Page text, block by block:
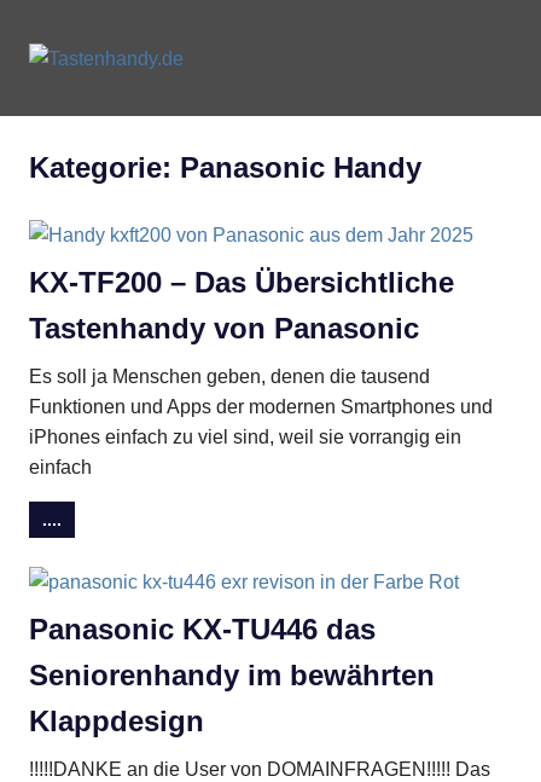
Inhalt
Phones
Kategorie: Panasonic Handy
KX-TF200 – Das Übersichtliche
Tastenhandy von Panasonic
Es soll ja Menschen geben, denen die tausend
Funktionen und Apps der modernen Smartphones und
iPhones einfach zu viel sind, weil sie vorrangig ein
einfach
....
Panasonic KX-TU446 das
Seniorenhandy im bewährten
Klappdesign
!!!!!DANKE an die User von DOMAINFRAGEN!!!!! Das